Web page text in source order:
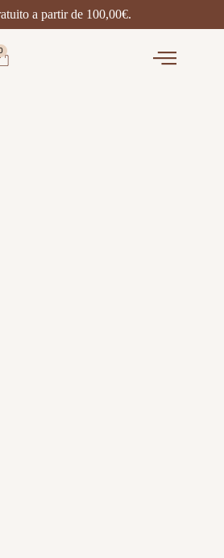
a partir de 100,00€.